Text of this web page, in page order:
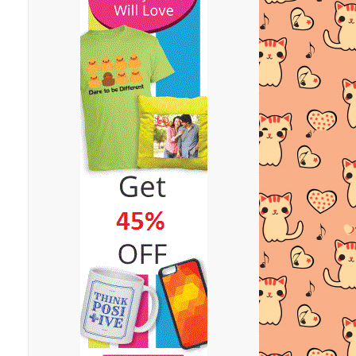
PUNCA DAN TIPS MENGATASI
MASALAH TUMIT MEREKAH
BLOG BERWAJAH BARU LAGiii...!!
PERBELANJAAN REPAIR DAN
SERVIS KERETA SETAKAT INI
MC DONALD | SEKALI SEKALA
TUKAR SELERA
SAMBAL IKAN BILIS | SYAMIMI
RESEPI PERIA GORENG TEPUNG
| TEPUNG MAGIK
ZAZA IMAN - THANK YOU, I LOVE
U
TERIMA KASIH SUPERMAN
4 Cara Miliki Pinggang Ramping